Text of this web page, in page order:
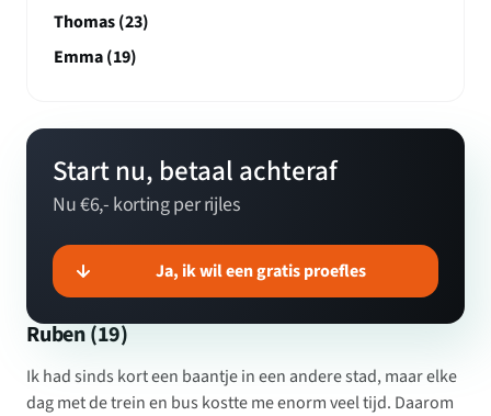
Thomas (23)
Emma (19)
Start nu, betaal achteraf
Nu €6,- korting per rijles
Ja, ik wil een gratis proefles
Ruben (19)
Ik had sinds kort een baantje in een andere stad, maar elke
dag met de trein en bus kostte me enorm veel tijd. Daarom